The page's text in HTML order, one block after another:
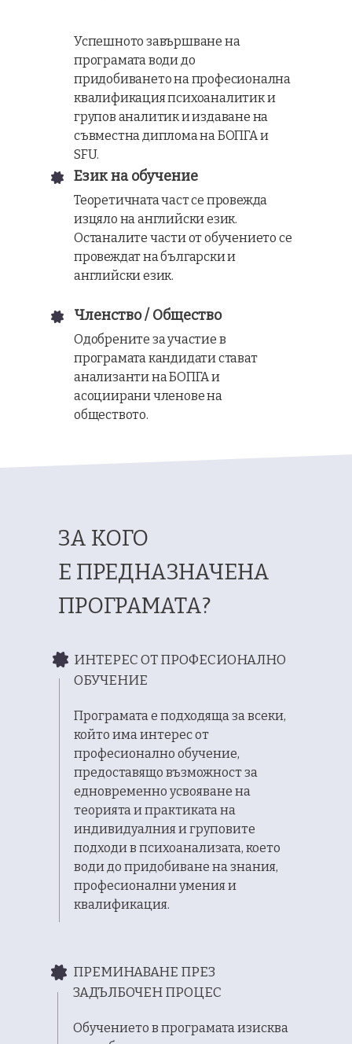
Успешното завършване на
програмата води до
придобиването на професионална
квалификация психоаналитик и
групов аналитик и издаване на
съвместна диплома на БОПГА и
SFU.
Теоретичната част се провежда
изцяло на английски език.
Останалите части от обучението се
провеждат на български и
английски език.
Одобрените за участие в
програмата кандидати стават
анализанти на БОПГА и
асоциирани членове на
обществото.
Език на обучение
Членство / Общество
ИНТЕРЕС ОТ ПРОФЕСИОНАЛНО
ОБУЧЕНИЕ
Програмата е подходяща за всеки,
който има интерес от
професионално обучение,
предоставящо възможност за
едновременно усвояване на
теорията и практиката на
индивидуалния и груповите
подходи в психоанализата, което
води до придобиване на знания,
професионални умения и
квалификация.
Обучението в програмата изисква
ПРЕМИНАВАНЕ ПРЕЗ
ЗАДЪЛБОЧЕН ПРОЦЕС
ЗА КОГО
Е ПРЕДНАЗНАЧЕНА
ПРОГРАМАТА?